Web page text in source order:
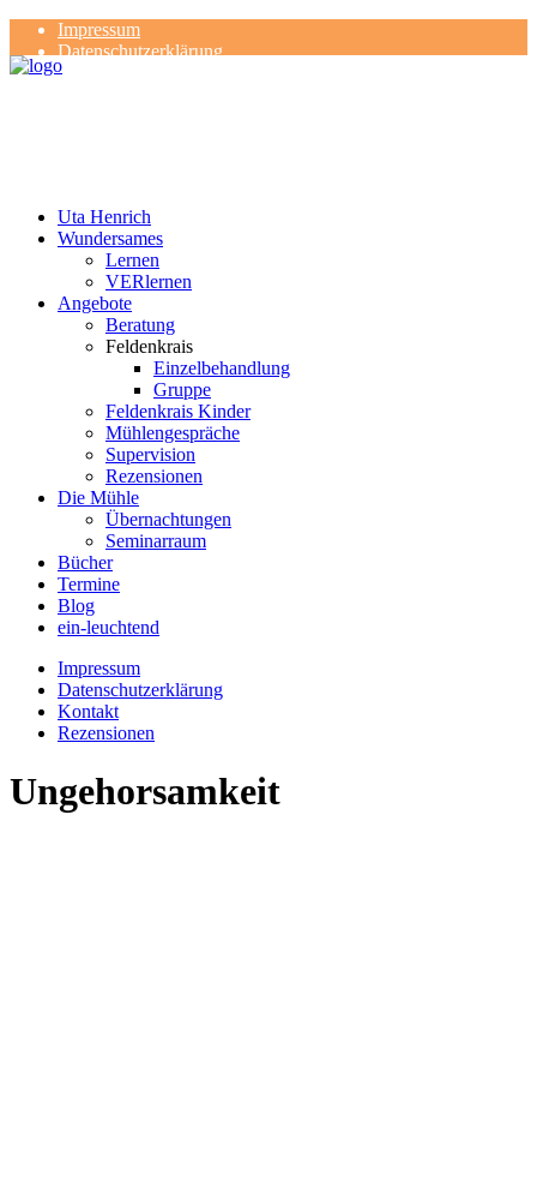
Impressum
Datenschutzerklärung
Kontakt
Uta Henrich
Wundersames
Lernen
VERlernen
Angebote
Beratung
Feldenkrais
Einzelbehandlung
Gruppe
Feldenkrais Kinder
Mühlengespräche
Supervision
Rezensionen
Die Mühle
Übernachtungen
Seminarraum
Bücher
Termine
Blog
ein-leuchtend
Impressum
Datenschutzerklärung
Kontakt
Rezensionen
Ungehorsamkeit